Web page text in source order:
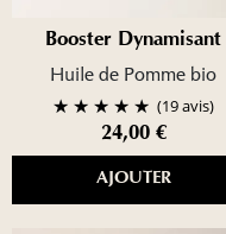
Booster Dynamisant
Huile de Pomme bio
(19 avis)
24,00 €
AJOUTER